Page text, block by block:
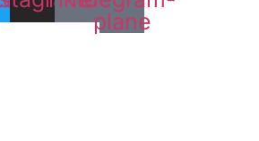
plane